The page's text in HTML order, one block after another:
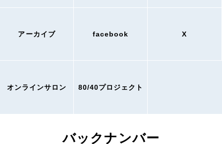
アーカイブ facebook X
オンラインサロン 80/40プロジェクト
バックナンバー